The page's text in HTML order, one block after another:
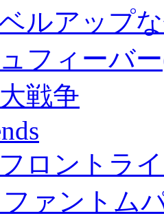
ルアップ
フィーバ
戦争
ロントラ
ァントム